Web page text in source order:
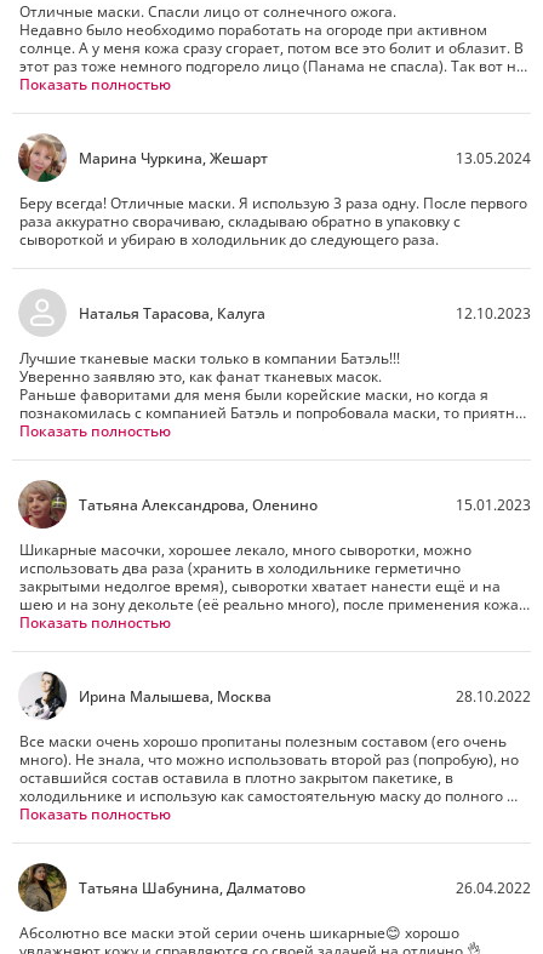
Отличные маски. Спасли лицо от солнечного ожога.
Недавно было необходимо поработать на огороде при активном
солнце. А у меня кожа сразу сгорает, потом все это болит и облазит. В
этот раз тоже немного подгорело лицо (Панама не спасла). Так вот на
ночь сделала масочку, подержала немного подольше, сняла ничего
успокоилась, краснота к утру почти прошла, осталось немного на носу.
В итоге я очень довольна, и всем рекомендую!
Показать полностью
Марина Чуркина, Жешарт 13.05.2024
Беру всегда! Отличные маски. Я использую 3 раза одну. После первого
раза аккуратно сворачиваю, складываю обратно в упаковку с
сывороткой и убираю в холодильник до следующего раза.
Наталья Тарасова, Калуга 12.10.2023
Лучшие тканевые маски только в компании Батэль!!!
Уверенно заявляю это, как фанат тканевых масок.
Раньше фаворитами для меня были корейские маски, но когда я
познакомилась с компанией Батэль и попробовала маски, то приятно
удивилась!
заломов почти.
Во-вторых, сыворотки столько, что еще раз на 5 бы хватило точно,
жаль что она одноразовая конечно)
В-третьих, результат потрясающий! Кожа сияет, мягкая,
увлажненная, молодая!!!
Забыла про Корею, теперь я фанат Алтая!!!!!
Показать полностью
Татьяна Александрова, Оленино 15.01.2023
Шикарные масочки, хорошее лекало, много сыворотки, можно
использовать два раза (хранить в холодильнике герметично
закрытыми недолгое время), сыворотки хватает нанести ещё и на
шею и на зону декольте (её реально много), после применения кожа
напитанная, увлажнённая, отдохнувшая.
Показать полностью
Ирина Малышева, Москва 28.10.2022
Все маски очень хорошо пропитаны полезным составом (его очень
много). Не знала, что можно использовать второй раз (попробую), но
оставшийся состав оставила в плотно закрытом пакетике, в
холодильнике и использую как самостоятельную маску до полного
впитывания, особенно после того, как пройдусь мезороллером )) 👍🏻
Показать полностью
Татьяна Шабунина, Далматово 26.04.2022
Абсолютно все маски этой серии очень шикарные😊 хорошо